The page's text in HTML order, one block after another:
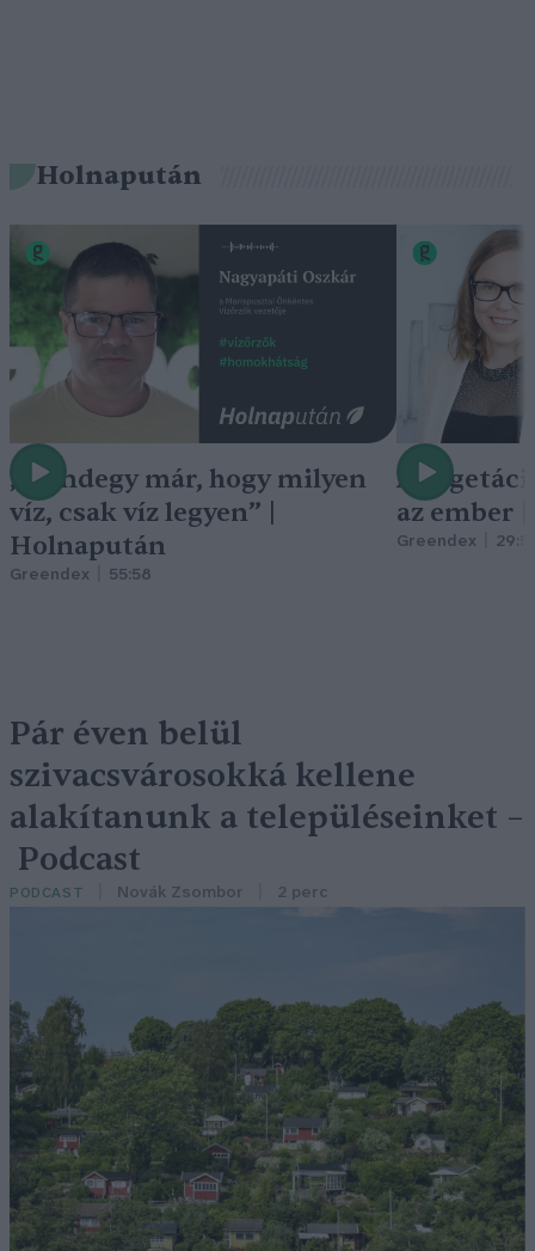
Holnapután
„Mindegy már, hogy milyen
víz, csak víz legyen” |
Holnapután
Greendex 55:58
A
az ember
Greendex
Pár éven belül
szivacsvárosokká kellene
alakítanunk a településeinket –
Podcast
PODCAST Novák Zsombor 2 perc